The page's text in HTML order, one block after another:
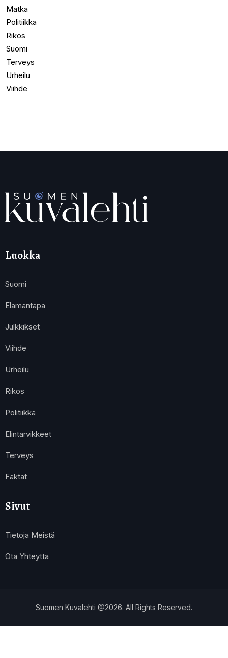
Matka
Politiikka
Rikos
Suomi
Terveys
Urheilu
Viihde
Luokka
Suomi
Elamantapa
Julkkikset
Viihde
Urheilu
Rikos
Politiikka
Elintarvikkeet
Terveys
Faktat
Sivut
Tietoja Meistä
Ota Yhteytta
Suomen Kuvalehti @2026. All Rights Reserved.